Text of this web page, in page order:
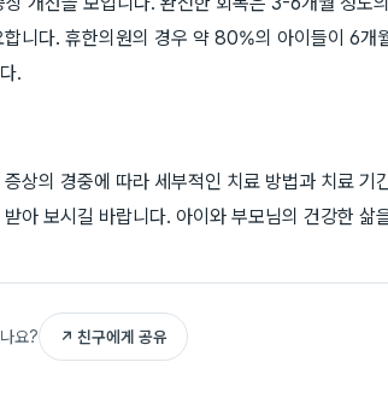
니다. 휴한의원의 경우 약 80%의 아이들이 6개
.
상의 경중에 따라 세부적인 치료 방법과 치료 기
아 보시길 바랍니다. 아이와 부모님의 건강한 삶
요? ↗ 친구에게 공유